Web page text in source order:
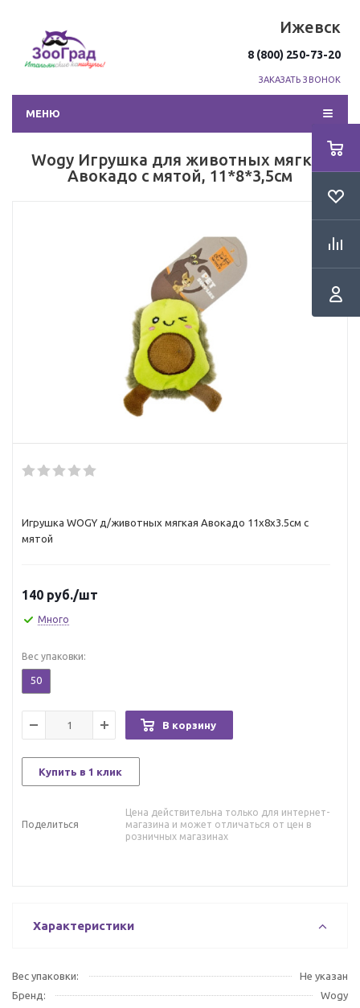
Ижевск
8 (800) 250-73-20
ЗАКАЗАТЬ ЗВОНОК
МЕНЮ
Wogy Игрушка для животных мягкая
Авокадо с мятой, 11*8*3,5см
Игрушка WOGY д/животных мягкая Авокадо 11х8х3.5см с
мятой
140 руб./шт
Много
Вес упаковки:
50
В корзину
Купить в 1 клик
Поделиться
Цена действительна только для интернет-
магазина и может отличаться от цен в
розничных магазинах
Характеристики
Вес упаковки:
Не указан
Бренд:
Wogy